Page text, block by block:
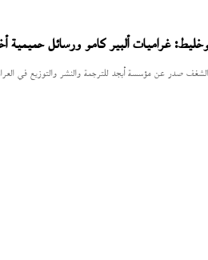
غراميات ألبير كامو ورسائل حميمية
صدر عن مؤسسة أبجد للترجمة والنشر والتوزيع في